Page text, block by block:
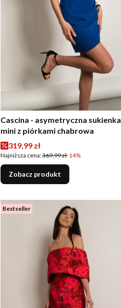
Cascina - asymetryczna sukienka
mini z piórkami chabrowa
Cena promocyjna
319,99 zł
Najniższa cena:369,99 zł-14%
Zobacz produkt
Bestseller